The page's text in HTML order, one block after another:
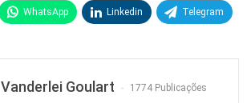
WhatsApp Linkedin Telegram
Vanderlei Goulart 1774 Publicações